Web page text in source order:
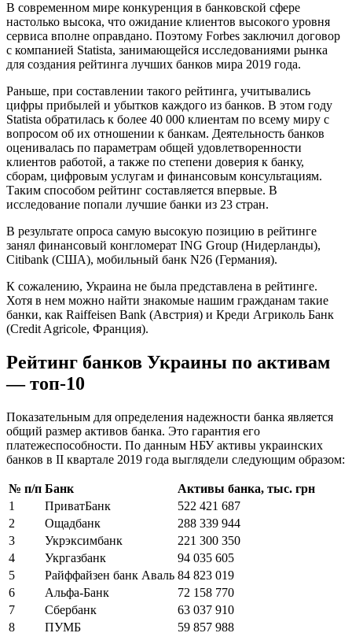
В современном мире конкуренция в банковской сфере
настолько высока, что ожидание клиентов высокого уровня
сервиса вполне оправдано. Поэтому Forbes заключил договор
с компанией Statista, занимающейся исследованиями рынка
для создания рейтинга лучших банков мира 2019 года.
Раньше, при составлении такого рейтинга, учитывались
цифры прибылей и убытков каждого из банков. В этом году
Statista обратилась к более 40 000 клиентам по всему миру с
вопросом об их отношении к банкам. Деятельность банков
оценивалась по параметрам общей удовлетворенности
клиентов работой, а также по степени доверия к банку,
сборам, цифровым услугам и финансовым консультациям.
Таким способом рейтинг составляется впервые. В
исследование попали лучшие банки из 23 стран.
В результате опроса самую высокую позицию в рейтинге
занял финансовый конгломерат ING Group (Нидерланды),
Citibank (США), мобильный банк N26 (Германия).
К сожалению, Украина не была представлена в рейтинге.
Хотя в нем можно найти знакомые нашим гражданам такие
банки, как Raiffeisen Bank (Австрия) и Креди Агриколь Банк
(Credit Agricole, Франция).
Рейтинг банков Украины по активам
— топ-10
Показательным для определения надежности банка является
общий размер активов банка. Это гарантия его
платежеспособности. По данным НБУ активы украинских
банков в ІІ квартале 2019 года выглядели следующим образом:
№ п/п Банк
Активы банка, тыс. грн
1
ПриватБанк
522 421 687
2
Ощадбанк
288 339 944
3
Укрэксимбанк
221 300 350
4
Укргазбанк
94 035 605
5
Райффайзен банк Аваль 84 823 019
6
Альфа-Банк
72 158 770
7
Сбербанк
63 037 910
8
ПУМБ 59 857 988